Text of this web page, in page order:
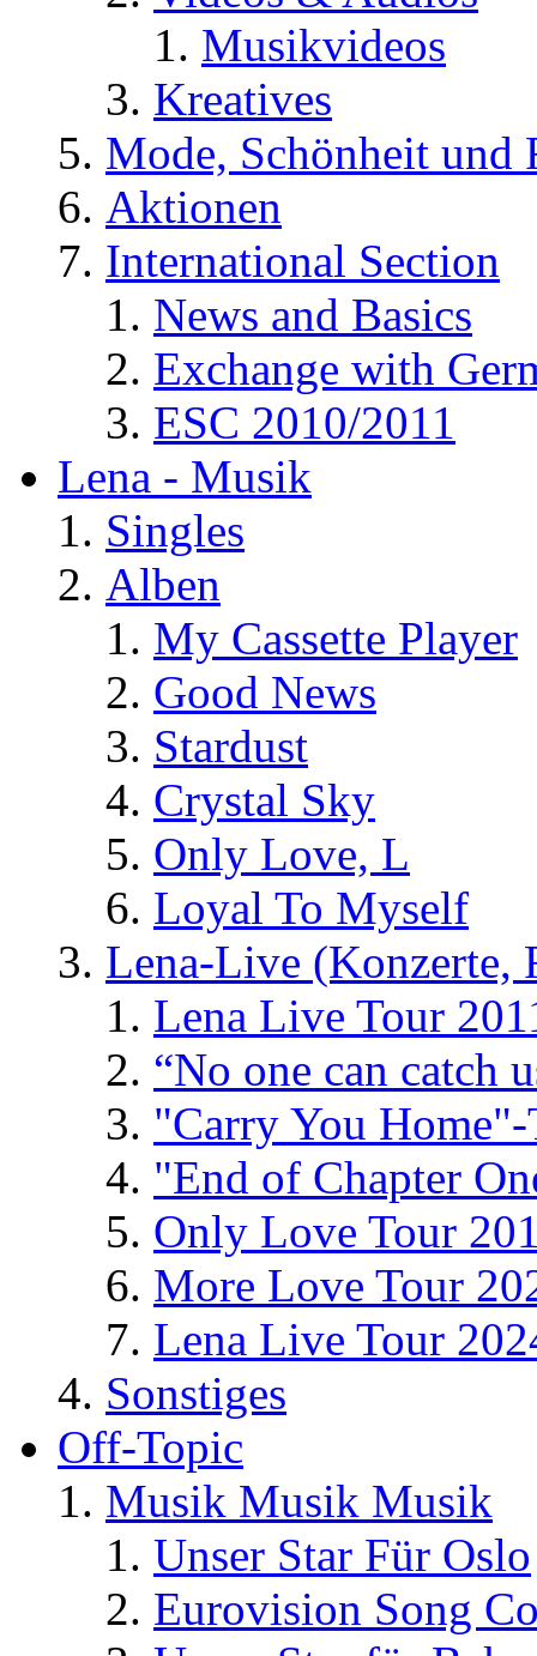
Musikvideos
Kreatives
Mode, Schönheit und
Aktionen
International Section
News and Basics
Exchange with
ESC 2010/2011
Lena - Musik
Singles
Alben
My Cassette Player
Good News
Stardust
Crystal Sky
Only Love, L
Loyal To Myself
Lena-Live (Konzerte,
Lena Live Tour
“No one can catch
"Carry You
"End of Chapter
Only Love Tour
More Love Tour
Lena Live Tour
Sonstiges
Off-Topic
Musik Musik Musik
Unser Star Für Oslo
Eurovision Song